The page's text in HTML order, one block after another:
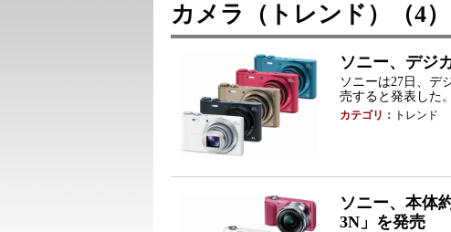
カメラ（トレンド）（4）
ソニー、デジ
ソニーは27日、デ
売すると発表した。
カテゴリ： トレンド
ソニー、本体
3N」を発売